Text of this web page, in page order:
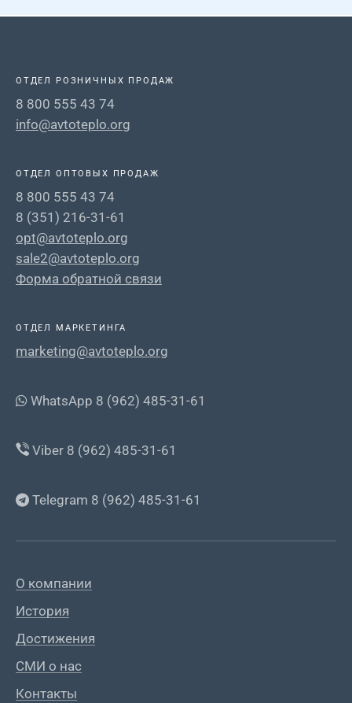
ОТДЕЛ РОЗНИЧНЫХ ПРОДАЖ
8 800 555 43 74
info@avtoteplo.org
ОТДЕЛ ОПТОВЫХ ПРОДАЖ
8 800 555 43 74
8 (351) 216-31-61
opt@avtoteplo.org
sale2@avtoteplo.org
Форма обратной связи
ОТДЕЛ МАРКЕТИНГА
marketing@avtoteplo.org
WhatsApp 8 (962) 485-31-61
Viber 8 (962) 485-31-61
Telegram 8 (962) 485-31-61
О компании
История
Достижения
СМИ о нас
Контакты